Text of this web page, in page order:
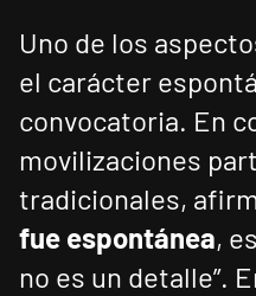
Uno de los
el carácter
convocatoria. En
movilizaciones
tradicionales,
fue espontánea,
no es un detalle”.